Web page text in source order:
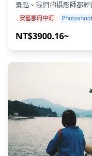
以放鬆身心並享受。我
酒吧暢飲，所以請隨時
景點。我們的攝影師都
自然構圖，並找到理想
拍攝地點！） 攝影服務可在安藝郡府中町的任何地點進行，最
多可提前 3 天預訂。我
您最喜歡的 10 張照片進
整，以營造特定的氛圍，
讓我們透過我們的攝影
間和交付的照片數量可
測拍攝地點會下雨，或
可供選擇：（1）重新安
（3）取消拍攝。 ![](https://assets.hldycdn.com/519c00e4-
d965-404a-b031-
(https://
65002f4db94f.jpg)
安藝郡府中町
NT$3900.16~